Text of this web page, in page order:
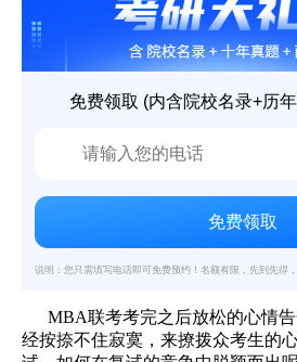
免费领取 (内含院校名录+历
说明：您只需填写电话即可免费预约！名额有限，先到先得
MBA联考考完之后放松的心情告
经按捺不住寂寞，来撩拨众考生的